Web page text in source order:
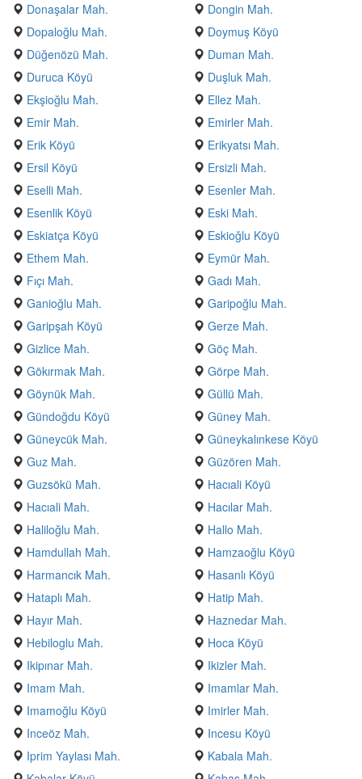
Donaşalar Mah.
Dongin Mah.
Dopaloğlu Mah.
Doymuş Köyü
Düğenözü Mah.
Duman Mah.
Duruca Köyü
Duşluk Mah.
Ekşioğlu Mah.
Ellez Mah.
Emir Mah.
Emirler Mah.
Erik Köyü
Erikyatsı Mah.
Ersil Köyü
Ersizli Mah.
Eselli Mah.
Esenler Mah.
Esenlik Köyü
Eski Mah.
Eskiatça Köyü
Eskioğlu Köyü
Ethem Mah.
Eymür Mah.
Fıçı Mah.
Gadı Mah.
Ganioğlu Mah.
Garipoğlu Mah.
Garipşah Köyü
Gerze Mah.
Gizlice Mah.
Göç Mah.
Gökırmak Mah.
Görpe Mah.
Göynük Mah.
Güllü Mah.
Gündoğdu Köyü
Güney Mah.
Güneycük Mah.
Güneykalınkese Köyü
Guz Mah.
Güzören Mah.
Guzsökü Mah.
Hacıali Köyü
Hacıali Mah.
Hacılar Mah.
Haliloğlu Mah.
Hallo Mah.
Hamdullah Mah.
Hamzaoğlu Köyü
Harmancık Mah.
Hasanlı Köyü
Hataplı Mah.
Hatip Mah.
Hayır Mah.
Haznedar Mah.
Hebiloglu Mah.
Hoca Köyü
Ikipınar Mah.
Ikizler Mah.
Imam Mah.
Imamlar Mah.
Imamoğlu Köyü
Imirler Mah.
Inceöz Mah.
Incesu Köyü
Iprim Yaylası Mah.
Kabala Mah.